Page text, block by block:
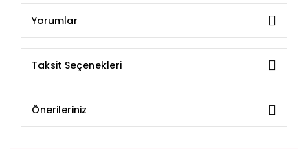
Yorumlar
Taksit Seçenekleri
Önerileriniz